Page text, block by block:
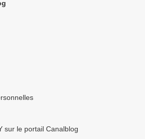
sur le portail Canalblog